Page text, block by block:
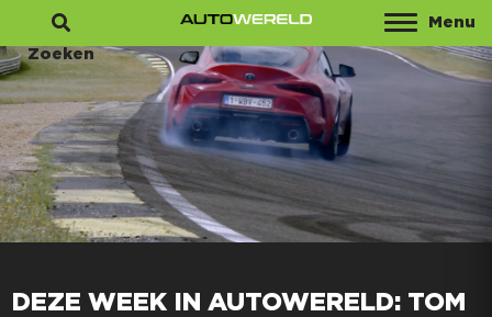
Menu
Zoeken
DEZE WEEK IN AUTOWERELD: TOM